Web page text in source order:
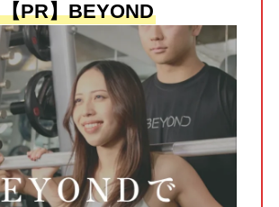
【PR】BEYOND